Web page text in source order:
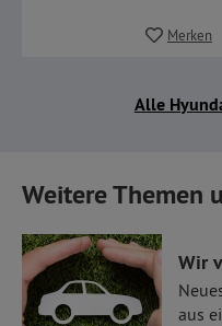
Merken
Alle
Weitere Themen
Wir
aus